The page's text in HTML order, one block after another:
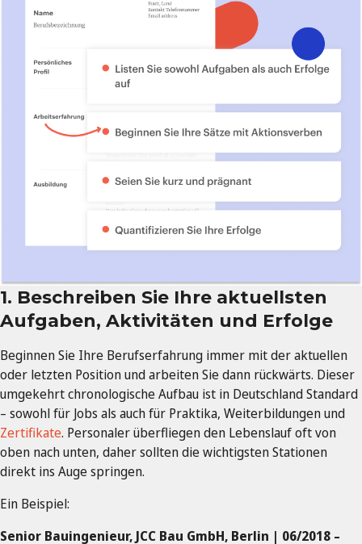
1. Beschreiben Sie Ihre aktuellsten
Aufgaben, Aktivitäten und Erfolge
Beginnen Sie Ihre Berufserfahrung immer mit der aktuellen
oder letzten Position und arbeiten Sie dann rückwärts. Dieser
umgekehrt chronologische Aufbau ist in Deutschland Standard
– sowohl für Jobs als auch für Praktika, Weiterbildungen und
Zertifikate. Personaler überfliegen den Lebenslauf oft von
oben nach unten, daher sollten die wichtigsten Stationen
direkt ins Auge springen.
Ein Beispiel:
Senior Bauingenieur, JCC Bau GmbH, Berlin | 06/2018 –